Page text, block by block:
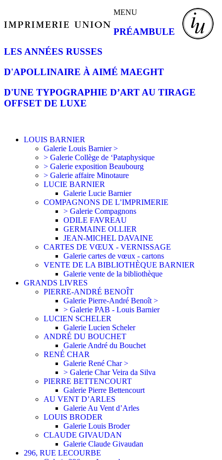
MENU
PRÉAMBULE
LES ANNÉES RUSSES
D'APOLLINAIRE À AIMÉ MAEGHT
D'UNE TYPOGRAPHIE D’ART AU TIRAGE
OFFSET DE LUXE
LOUIS BARNIER
Galerie Louis Barnier >
> Galerie Collège de ‘Pataphysique
> Galerie exposition Beaubourg
> Galerie affaire Minotaure
LUCIE BARNIER
Galerie Lucie Barnier
COMPAGNONS DE L’IMPRIMERIE
> Galerie Compagnons
ODILE FAVREAU
GERMAINE OLLIER
JEAN-MICHEL DAVAINE
CARTES DE VŒUX - VERNISSAGE
Galerie cartes de vœux - cartons
VENTE DE LA BIBLIOTHÈQUE BARNIER
Galerie vente de la bibliothèque
GRANDS LIVRES
PIERRE-ANDRÉ BENOÎT
Galerie Pierre-André Benoît >
> Galerie PAB - Louis Barnier
LUCIEN SCHELER
Galerie Lucien Scheler
ANDRÉ DU BOUCHET
Galerie André du Bouchet
RENÉ CHAR
Galerie René Char >
> Galerie Char Veira da Silva
PIERRE BETTENCOURT
Galerie Pierre Bettencourt
AU VENT D’ARLES
Galerie Au Vent d’Arles
LOUIS BRODER
Galerie Louis Broder
CLAUDE GIVAUDAN
Galerie Claude Givaudan
296, RUE LECOURBE